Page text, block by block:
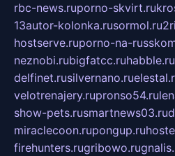
rbc-news.ruporno-skvirt.ru
13autor-kolonka.rusormol.ru
hostserve.ruporno-na-
neznobi.rubigfatcc.ruhabble.ru
delfinet.rusilvernano.ru
velotrenajery.rupronso54.ru
show-pets.rusmartnews03.ru
miraclecoon.rupongup.ru
firehunters.rugribowo.ru